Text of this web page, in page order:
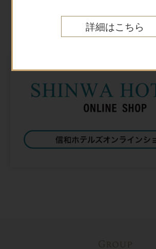
Online shop
オンラインショップ
詳細はこちら